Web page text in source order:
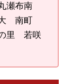
瀬布南
南町
里 若咲